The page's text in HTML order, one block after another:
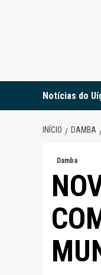
Notícias do
INÍCIO DAMBA
Damba